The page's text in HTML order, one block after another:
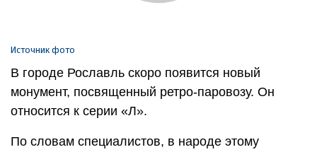
Источник фото
В городе Рославль скоро появится новый
монумент, посвященный ретро-паровозу. Он
относится к серии «Л».
По словам специалистов, в народе этому